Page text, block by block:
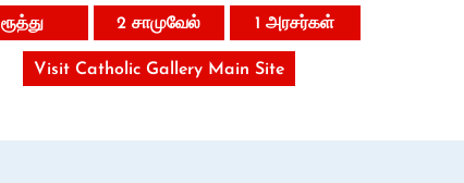
ரூத்து 2 சாமுவேல் 1 அரசர்கள்
Visit Catholic Gallery Main Site